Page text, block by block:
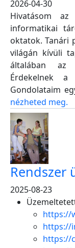
2026-04-30
Hivatásom az
informatikai
oktatok. Tanári
világán kívüli
általában az
Érdekelnek a
Gondolataim
nézheted meg.
Rendszer
2025-08-23
https://
https://
https://